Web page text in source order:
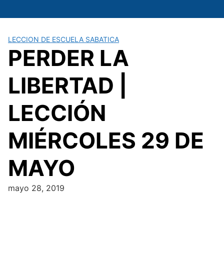
al
LECCION DE ESCUELA SABATICA
PERDER LA
LIBERTAD |
LECCIÓN
MIÉRCOLES 29 DE
MAYO
mayo 28, 2019